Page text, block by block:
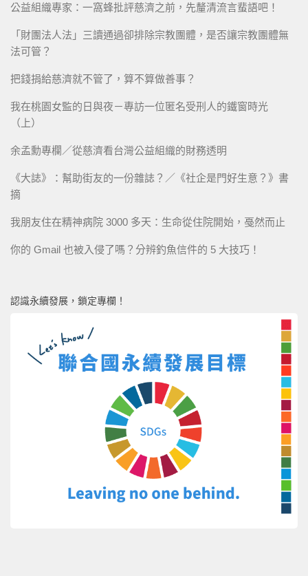
公益組織專家：一窩蜂批評慈濟之前，先釐清流言蜚語吧！
「財團法人法」三讀通過卻排除宗教團體，是否讓宗教團體無
法可管？
把錢捐給慈濟就不管了，算不算做善事？
我在桃園女監的日與夜－專訪一位匿名受刑人的鐵窗時光
（上）
余孟勳專欄／從慈濟看台灣公益組織的財務透明
《大誌》：幫助街友的一份雜誌？／《社企是門好生意？》書
摘
我朋友住在精神病院 3000 多天：生命從住院開始，戞然而止
你的 Gmail 也被入侵了嗎？分辨釣魚信件的 5 大技巧！
認識永續發展，鎖定專欄！